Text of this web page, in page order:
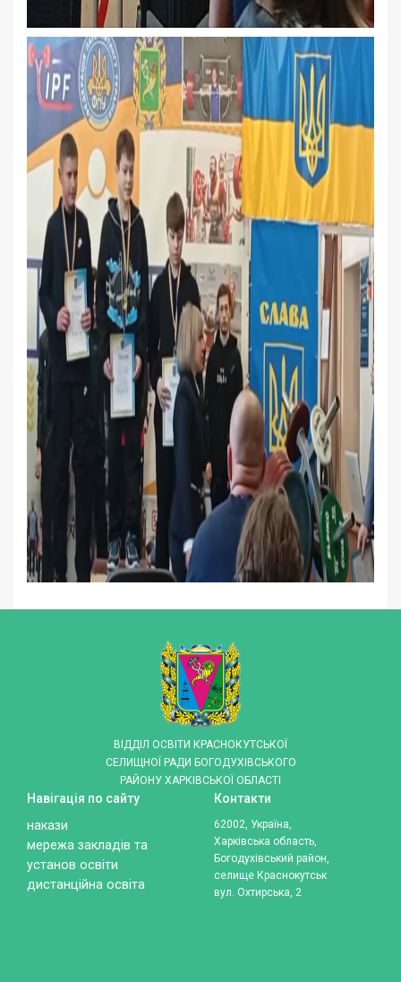
ВІДДІЛ ОСВІТИ КРАСНОКУТСЬКОЇ
СЕЛИЩНОЇ РАДИ БОГОДУХІВСЬКОГО
РАЙОНУ ХАРКІВСЬКОЇ ОБЛАСТІ
Навігація по сайту
накази
мережа закладів та
установ освіти
дистанційна освіта
Контакти
62002, Україна,
Харківська область,
Богодухівський район,
селище Краснокутськ
вул. Охтирська, 2